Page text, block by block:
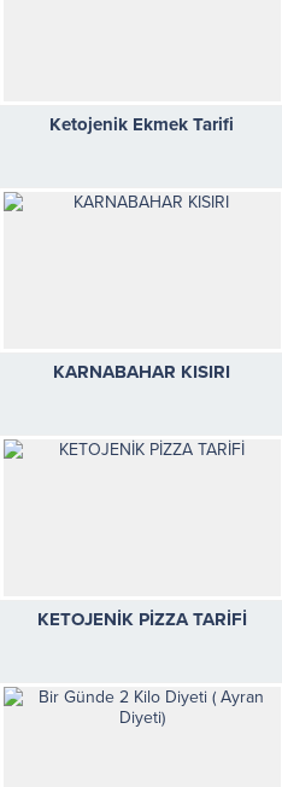
Ketojenik Ekmek Tarifi
KARNABAHAR KISIRI
KETOJENİK PİZZA TARİFİ